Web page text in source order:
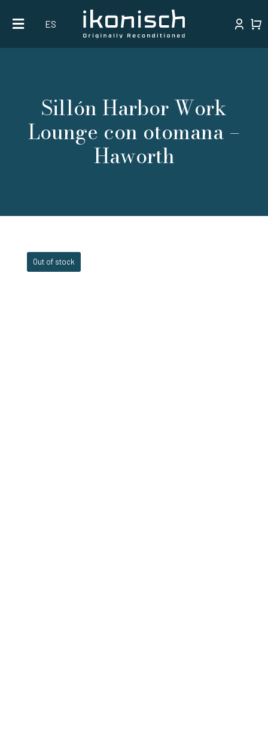
content
ES
Sillón Harbor Work
Lounge con otomana –
Haworth
Out of stock